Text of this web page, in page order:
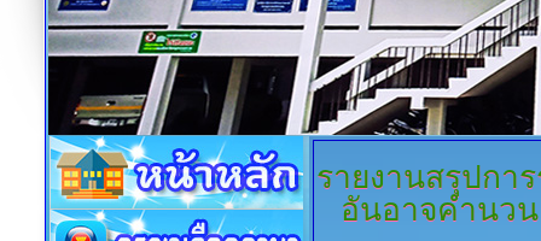
รายงานสรุปกา
อันอาจคำนวน